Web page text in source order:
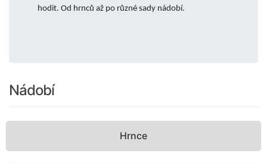
hodit. Od hrnců až po různé sady nádobí.
Nádobí
Hrnce